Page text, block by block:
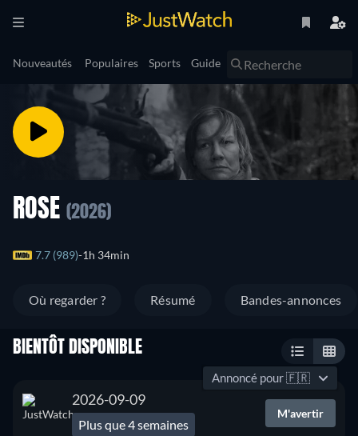
Nouveautés Populaires Sports Guide
ROSE (2026)
7.7 (989) 1h 34min
Où regarder ? Résumé Bandes-annonces
BIENTÔT DISPONIBLE
Annoncé pour🇫🇷
2026-09-09
Plus que 4 semaines
M'avertir